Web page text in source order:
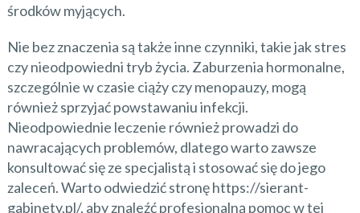
środków myjących.
Nie bez znaczenia są także inne czynniki, takie jak stres
czy nieodpowiedni tryb życia. Zaburzenia hormonalne,
szczególnie w czasie ciąży czy menopauzy, mogą
również sprzyjać powstawaniu infekcji.
Nieodpowiednie leczenie również prowadzi do
nawracających problemów, dlatego warto zawsze
konsultować się ze specjalistą i stosować się do jego
zaleceń. Warto odwiedzić stronę https://sierant-
gabinety.pl/, aby znaleźć profesjonalną pomoc w tej